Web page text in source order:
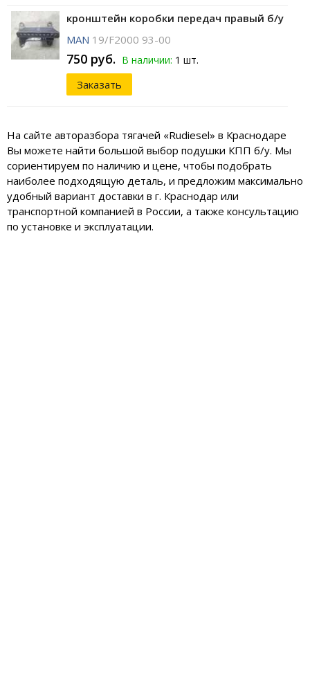
кронштейн коробки передач правый б/у
MAN 19/F2000 93-00
750 руб. В наличии: 1 шт.
Заказать
На сайте авторазбора тягачей «Rudiesel» в Краснодаре
Вы можете найти большой выбор подушки КПП б/у. Мы
сориентируем по наличию и цене, чтобы подобрать
наиболее подходящую деталь, и предложим максимально
удобный вариант доставки в г. Краснодар или
транспортной компанией в России, а также консультацию
по установке и эксплуатации.